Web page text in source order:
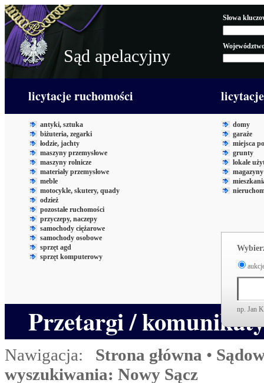
Sąd apelacyjny
Słowa
licytacje ruchomości
antyki, sztuka
biżuteria, zegarki
łodzie, jachty
maszyny przemysłowe
maszyny rolnicze
materiały przemysłowe
meble
motocykle, skutery, quady
odzież
pozostałe ruchomości
przyczepy, naczepy
samochody ciężarowe
samochody osobowe
sprzęt agd
sprzęt komputerowy
domy
garaże
miejsca
grunty
lokale
Przetargi / np. Jan
Nawigacja: Strona główna •
wyszukiwania: Nowy Sącz